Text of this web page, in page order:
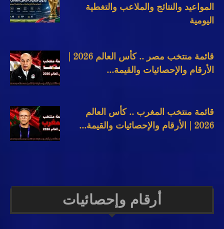
المواعيد والنتائج والملاعب والتغطية
اليومية
الأرقام والإحصائيات والقيمة...
قائمة منتخب المغرب .. كأس العالم
2026 | الأرقام والإحصائيات والقيمة...
أرقام وإحصائيات